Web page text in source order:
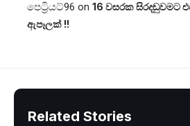
පෙට්‍රියට්96 on 16 වසරක සිරදඬුවමට
ඇපෑලක් !!
Related Stories